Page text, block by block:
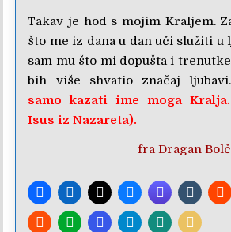
Takav je hod s mojim Kraljem.
što me iz dana u dan uči služiti u
sam mu što mi dopušta i
bih više shvatio značaj
samo kazati ime moga
Isus iz Nazareta).
fra Dragan